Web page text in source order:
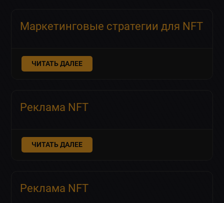
Маркетинговые стратегии для NFT
ЧИТАТЬ ДАЛЕЕ
Реклама NFT
ЧИТАТЬ ДАЛЕЕ
Реклама NFT